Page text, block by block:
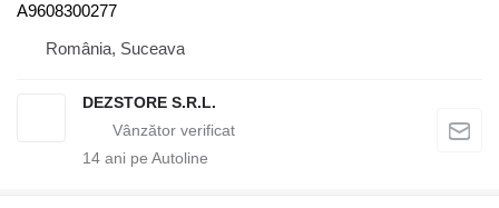
A9608300277
România, Suceava
DEZSTORE S.R.L.
14 ani pe Autoline